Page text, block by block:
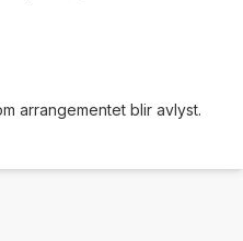
arrangementet blir avlyst.